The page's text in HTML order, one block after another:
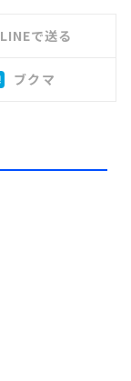
LINEで送る
ブクマ